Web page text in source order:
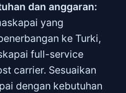
dan anggaran:
yang
ke Turki,
full-service
carrier. Sesuaikan
dengan kebutuhan